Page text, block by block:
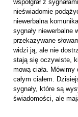
współgrał z
nieświadomie
niewerbalna
sygnały niewerbalne
przekazywane
widzi ją, ale nie
stają się oczywiste,
mową ciała.
całym ciałem.
sygnały, które są
świadomości, ale